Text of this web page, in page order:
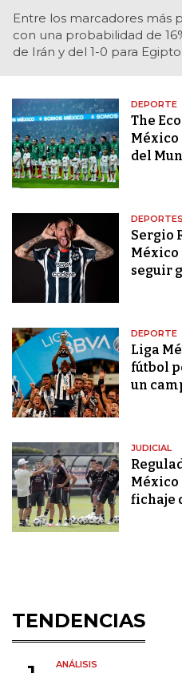
Entre los marcadores más
con una probabilidad de
de Irán y del 1-0 para Egipto
DEPORTE
The
México
del
DEPORTES
Sergio
México
seguir
DEPORTE
Liga
fútbol
un
JUDICIAL
México
fichaje
TENDENCIAS
ANÁLISIS